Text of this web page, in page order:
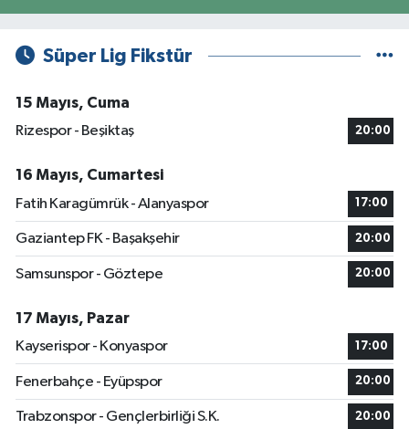
Süper Lig Fikstür
15 Mayıs, Cuma
Rizespor - Beşiktaş
20:00
16 Mayıs, Cumartesi
Fatih Karagümrük - Alanyaspor
17:00
Gaziantep FK - Başakşehir 20:00
Samsunspor - Göztepe 20:00
17 Mayıs, Pazar
Kayserispor - Konyaspor
17:00
Fenerbahçe - Eyüpspor 20:00
Trabzonspor - Gençlerbirliği S.K. 20:00